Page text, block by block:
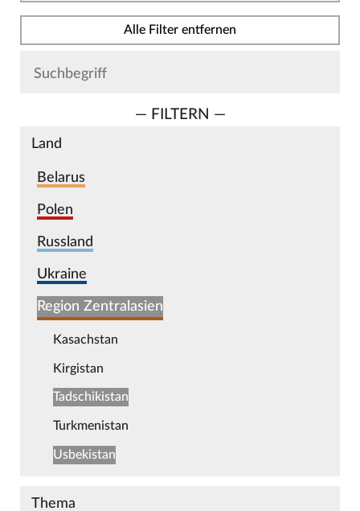
Alle Filter entfernen
— FILTERN —
Land
Belarus
Polen
Russland
Ukraine
Region Zentralasien
Kasachstan
Kirgistan
Tadschikistan
Turkmenistan
Usbekistan
Thema